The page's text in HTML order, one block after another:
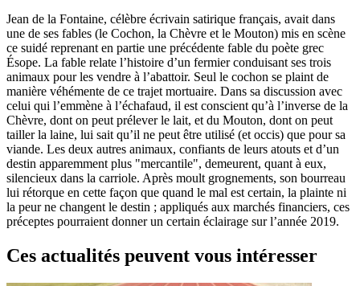
Jean de la Fontaine, célèbre écrivain satirique français, avait dans
une de ses fables (le Cochon, la Chèvre et le Mouton) mis en scène
ce suidé reprenant en partie une précédente fable du poète grec
Ésope. La fable relate l’histoire d’un fermier conduisant ses trois
animaux pour les vendre à l’abattoir. Seul le cochon se plaint de
manière véhémente de ce trajet mortuaire. Dans sa discussion avec
celui qui l’emmène à l’échafaud, il est conscient qu’à l’inverse de la
Chèvre, dont on peut prélever le lait, et du Mouton, dont on peut
tailler la laine, lui sait qu’il ne peut être utilisé (et occis) que pour sa
viande. Les deux autres animaux, confiants de leurs atouts et d’un
destin apparemment plus "mercantile", demeurent, quant à eux,
silencieux dans la carriole. Après moult grognements, son bourreau
lui rétorque en cette façon que quand le mal est certain, la plainte ni
la peur ne changent le destin ; appliqués aux marchés financiers, ces
préceptes pourraient donner un certain éclairage sur l’année 2019.
Ces actualités peuvent vous intéresser